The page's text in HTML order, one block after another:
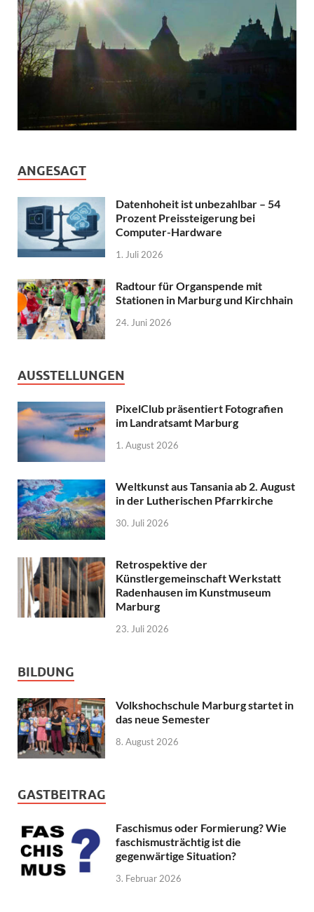
ANGESAGT
Datenhoheit ist unbezahlbar – 54
Prozent Preissteigerung bei
Computer-Hardware
1. Juli 2026
Radtour für Organspende mit
Stationen in Marburg und Kirchhain
24. Juni 2026
AUSSTELLUNGEN
PixelClub präsentiert Fotografien
im Landratsamt Marburg
1. August 2026
Weltkunst aus Tansania ab 2. August
in der Lutherischen Pfarrkirche
30. Juli 2026
Retrospektive der
Künstlergemeinschaft Werkstatt
Radenhausen im Kunstmuseum
Marburg
23. Juli 2026
BILDUNG
Volkshochschule Marburg startet in
das neue Semester
8. August 2026
GASTBEITRAG
Faschismus oder Formierung? Wie
faschismusträchtig ist die
gegenwärtige Situation?
3. Februar 2026